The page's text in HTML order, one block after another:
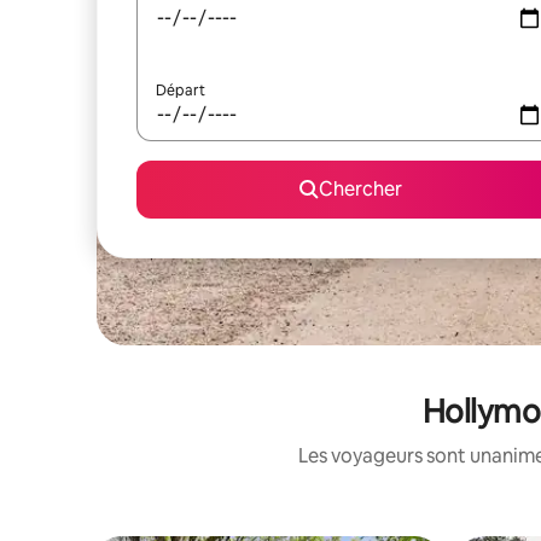
Départ
Chercher
Les voyageurs sont